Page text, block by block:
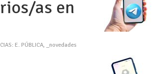
as en
E. PÚBLICA, _novedades